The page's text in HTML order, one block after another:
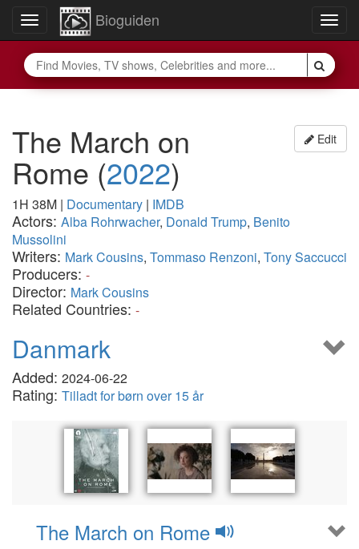
Toggle
navigation
Bioguiden
Edit
The March on
Rome (2022)
1H 38M | Documentary | IMDB
Actors: Alba Rohrwacher, Donald Trump, Benito
Mussolini
Writers: Mark Cousins, Tommaso Renzoni, Tony Saccucci
Producers: -
Director: Mark Cousins
Related Countries: -
Danmark
Added: 2024-06-22
Rating: Tilladt for børn over 15 år
The March on Rome